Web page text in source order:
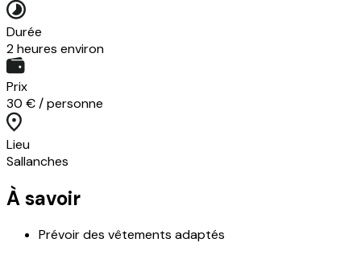
Durée
2 heures environ
Prix
30 € / personne
Lieu
Sallanches
À savoir
Prévoir des vêtements adaptés